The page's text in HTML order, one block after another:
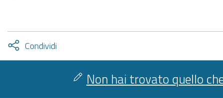
Condividi
facebook
twitter
Attiva
condividi
Non hai trovato quello